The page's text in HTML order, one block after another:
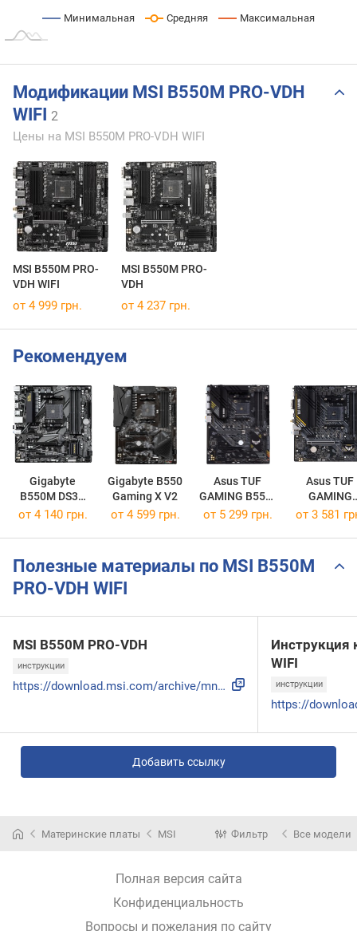
Минимальная Средняя Максимальная
Модификации MSI B550M PRO-VDH
WIFI 2
Цены на MSI B550M PRO-VDH WIFI
MSI B550M PRO-
VDH WIFI
MSI B550M PRO-
VDH
от 4 999 грн. от 4 237 грн.
Рекомендуем
Gigabyte
B550M DS3H
AC R2
Gigabyte B550
Gaming X V2
Asus TUF
GAMING B550-
PLUS
Asus TUF
GAMING
A520M-
от 4 140 грн. от 4 599 грн. от 5 299 грн. от 3 581
Полезные материалы по MSI B550M
PRO-VDH WIFI
MSI B550M PRO-VDH
инструкции
https://download.msi.com/archive/mnu_exe/mb/E7C95v1.5.pdf
Инструкция
WIFI
инструкции
Добавить ссылку
Материнские платы MSI Фильтр Все модели
Полная версия сайта
Конфиденциальность
Вопросы и пожелания по сайту